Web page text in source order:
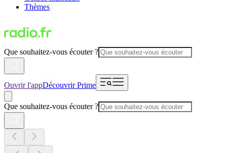
Thèmes
Que souhaitez-vous écouter ?
Ouvrir l'appDécouvrir Prime
Que souhaitez-vous écouter ?